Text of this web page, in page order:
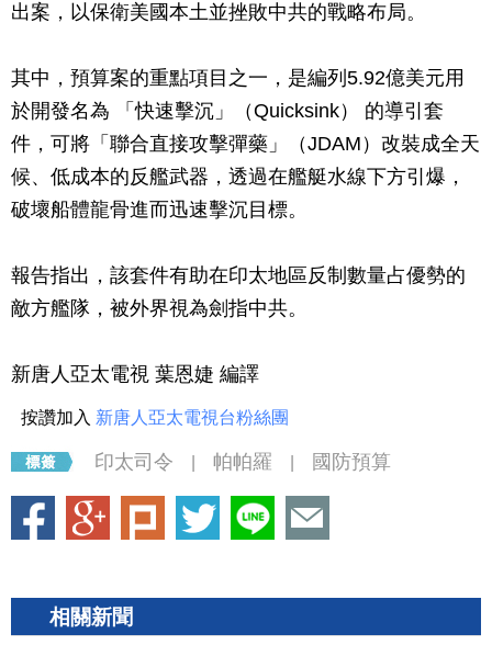
出案，以保衛美國本土並挫敗中共的戰略布局。
其中，預算案的重點項目之一，是編列5.92億美元用
於開發名為 「快速擊沉」（Quicksink） 的導引套
件，可將「聯合直接攻擊彈藥」（JDAM）改裝成全天
候、低成本的反艦武器，透過在艦艇水線下方引爆，
破壞船體龍骨進而迅速擊沉目標。
報告指出，該套件有助在印太地區反制數量占優勢的
敵方艦隊，被外界視為劍指中共。
新唐人亞太電視 葉恩婕 編譯
按讚加入 新唐人亞太電視台粉絲團
印太司令 帕帕羅 國防預算
相關新聞